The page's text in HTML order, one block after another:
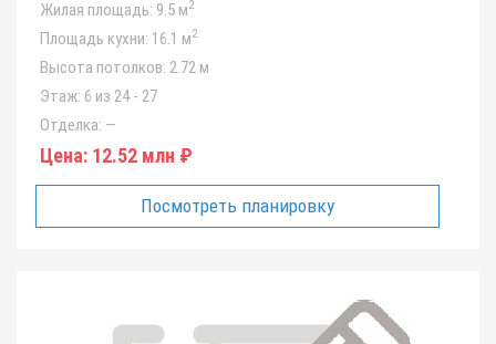
Жилая площадь: 9.5 м2
Площадь кухни: 16.1 м2
Высота потолков: 2.72 м
Этаж: 6 из 24 - 27
Отделка: —
Цена: 12.52 млн ₽
Посмотреть планировку